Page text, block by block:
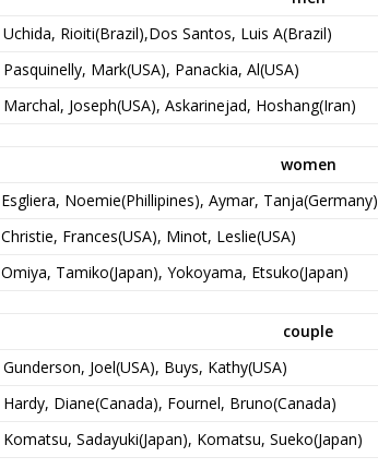
Uchida, Rioiti(Brazil),Dos Santos, Luis A(Brazil)
Pasquinelly, Mark(USA), Panackia, Al(USA)
Marchal, Joseph(USA), Askarinejad, Hoshang(Iran)
women
Esgliera, Noemie(Phillipines), Aymar, Tanja(Germany)
Christie, Frances(USA), Minot, Leslie(USA)
Omiya, Tamiko(Japan), Yokoyama, Etsuko(Japan)
couple
Gunderson, Joel(USA), Buys, Kathy(USA)
Hardy, Diane(Canada), Fournel, Bruno(Canada)
Komatsu, Sadayuki(Japan), Komatsu, Sueko(Japan)